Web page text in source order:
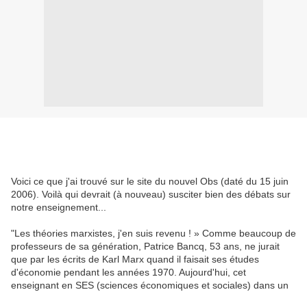
Voici ce que j'ai trouvé sur le site du nouvel Obs (daté du 15 juin
2006). Voilà qui devrait (à nouveau) susciter bien des débats sur
notre enseignement...
"Les théories marxistes, j'en suis revenu ! » Comme beaucoup de
professeurs de sa génération, Patrice Bancq, 53 ans, ne jurait
que par les écrits de Karl Marx quand il faisait ses études
d'économie pendant les années 1970. Aujourd'hui, cet
enseignant en SES (sciences économiques et sociales) dans un